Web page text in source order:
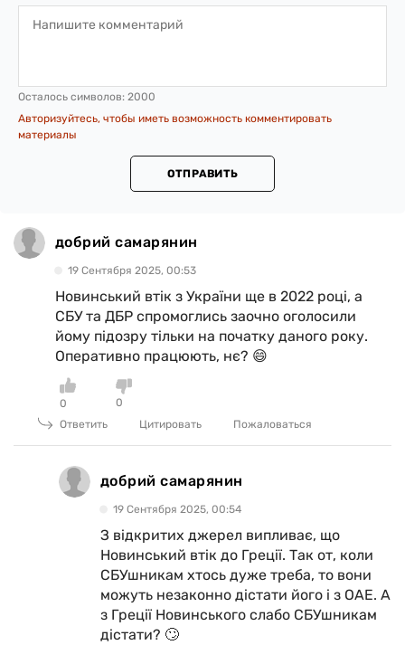
Осталось символов: 2000
Авторизуйтесь, чтобы иметь возможность комментировать
материалы
ОТПРАВИТЬ
добрий самарянин
19 Сентября 2025, 00:53
Новинський втік з України ще в 2022 році, а
СБУ та ДБР спромоглись заочно оголосили
йому підозру тільки на початку даного року.
Оперативно працюють, нє? 😄
0
0
Ответить
Цитировать Пожаловаться
добрий самарянин
19 Сентября 2025, 00:54
З відкритих джерел випливає, що
Новинський втік до Греції. Так от, коли
СБУшникам хтось дуже треба, то вони
можуть незаконно дістати його і з ОАЕ. А
з Греції Новинського слабо СБУшникам
дістати? 🙄